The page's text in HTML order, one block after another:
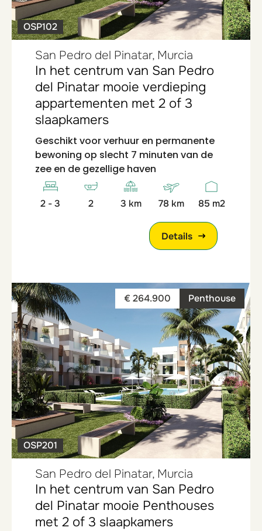
OSP102
San Pedro del Pinatar, Murcia
In het centrum van San Pedro
del Pinatar mooie verdieping
appartementen met 2 of 3
slaapkamers
Geschikt voor verhuur en permanente
bewoning op slecht 7 minuten van de
zee en de gezellige haven
2 - 3 2 3 km 78 km 85 m2
Details
Penthouse
€ 264.900
OSP201
San Pedro del Pinatar, Murcia
In het centrum van San Pedro
del Pinatar mooie Penthouses
met 2 of 3 slaapkamers